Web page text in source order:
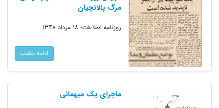
مرگ پالانچیان
روزنامه اطلاعات؛ ۱۸ مرداد ۱۳۴۸
ادامه مطلب
ماجرای یک میهمانی